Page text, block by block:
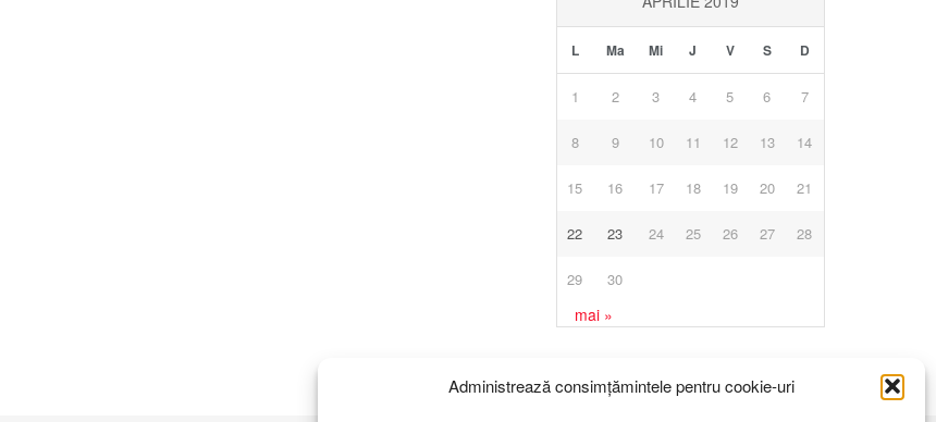
Administrează consimțămintele pentru cookie-uri
L Ma Mi J V S D
1 2 3 4 5 6 7
8 9 10 11 12 13 14
15 16 17 18 19 20 21
22 23 24 25 26 27 28
29 30
mai »